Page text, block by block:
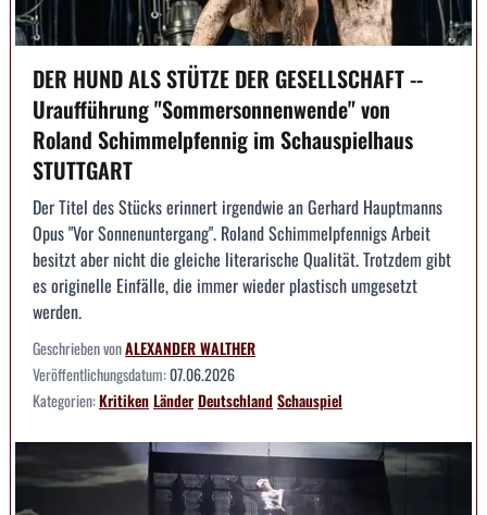
DER HUND ALS STÜTZE DER GESELLSCHAFT --
Uraufführung "Sommersonnenwende" von
Roland Schimmelpfennig im Schauspielhaus
STUTTGART
Der Titel des Stücks erinnert irgendwie an Gerhard Hauptmanns
Opus "Vor Sonnenuntergang". Roland Schimmelpfennigs Arbeit
besitzt aber nicht die gleiche literarische Qualität. Trotzdem gibt
es originelle Einfälle, die immer wieder plastisch umgesetzt
werden.
Geschrieben vonALEXANDER WALTHER
Veröffentlichungsdatum:07.06.2026
Kategorien:KritikenLänderDeutschlandSchauspiel